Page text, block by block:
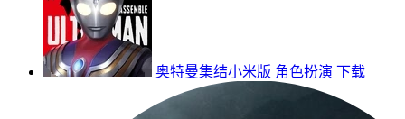
奥特曼集结小米版 角色扮演 下载